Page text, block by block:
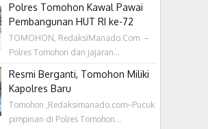
Polres Tomohon Kawal Pawai
Pembangunan HUT RI ke-72
TOMOHON, RedaksiManado.Com –
Polres Tomohon dan jajaran...
Resmi Berganti, Tomohon Miliki
Kapolres Baru
Tomohon ,Redaksimanado.com~Pucuk
pimpinan di Polres Tomohon...